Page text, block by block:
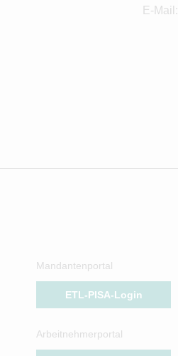
E-Mail:
Mandantenportal
ETL-PISA-Login
Arbeitnehmerportal